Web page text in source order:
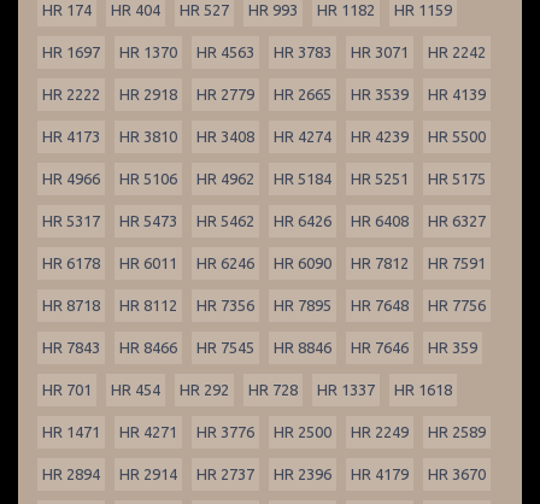
HR 174 HR 404 HR 527 HR 993 HR 1182 HR 1159
HR 1697 HR 1370 HR 4563 HR 3783 HR 3071 HR 2242
HR 2222 HR 2918 HR 2779 HR 2665 HR 3539 HR 4139
HR 4173 HR 3810 HR 3408 HR 4274 HR 4239 HR 5500
HR 4966 HR 5106 HR 4962 HR 5184 HR 5251 HR 5175
HR 5317 HR 5473 HR 5462 HR 6426 HR 6408 HR 6327
HR 6178 HR 6011 HR 6246 HR 6090 HR 7812 HR 7591
HR 8718 HR 8112 HR 7356 HR 7895 HR 7648 HR 7756
HR 7843 HR 8466 HR 7545 HR 8846 HR 7646 HR 359
HR 701 HR 454 HR 292 HR 728 HR 1337 HR 1618
HR 1471 HR 4271 HR 3776 HR 2500 HR 2249 HR 2589
HR 2894 HR 2914 HR 2737 HR 2396 HR 4179 HR 3670